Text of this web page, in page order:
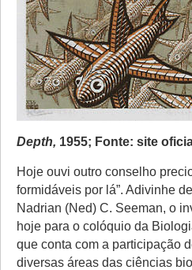
Depth, 1955; Fonte: site
Hoje ouvi outro conselho
formidáveis por lá”. Adivinhe
Nadrian (Ned) C. Seeman, o
hoje para o colóquio da
que conta com a participação
diversas áreas das ciências